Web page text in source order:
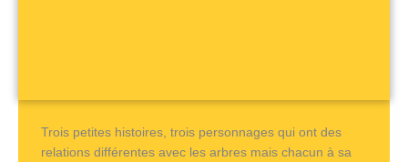
Trois petites histoires, trois personnages qui ont des
relations différentes avec les arbres mais chacun à sa